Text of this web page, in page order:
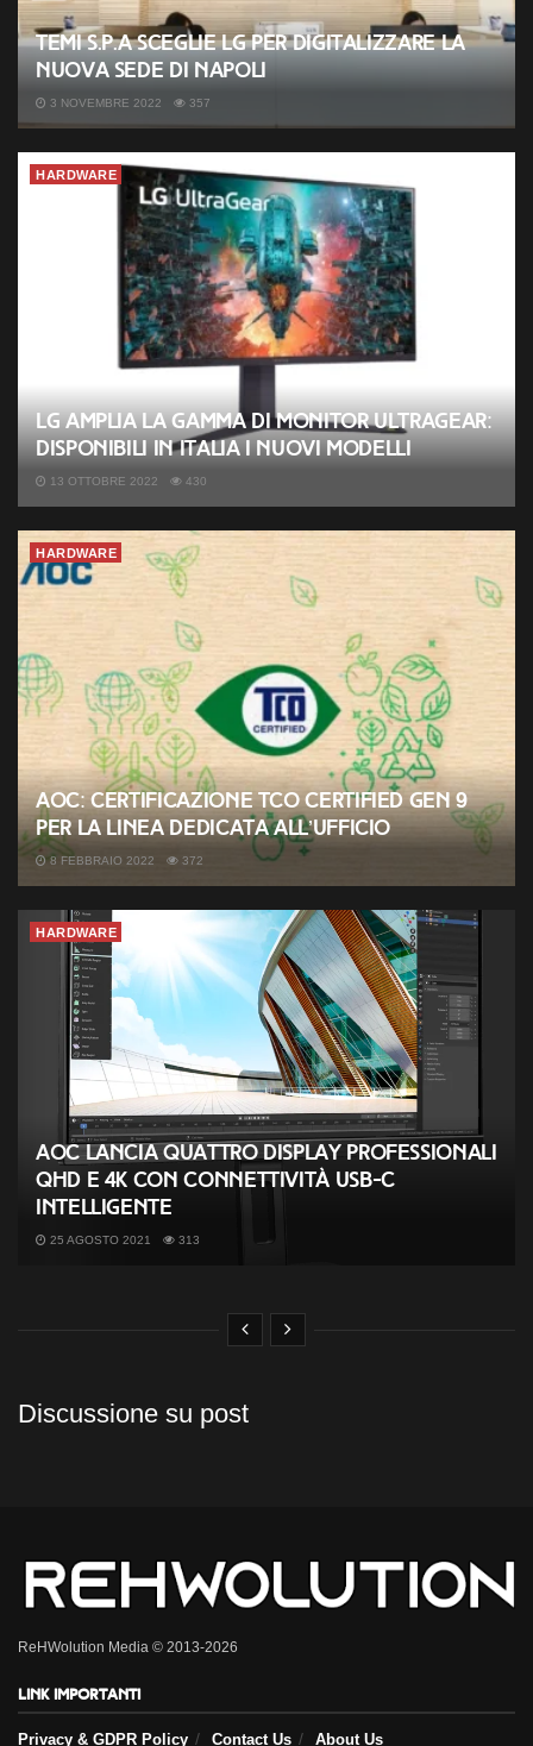
Temi s.p.a sceglie LG per digitalizzare la
nuova sede di Napoli
3 NOVEMBRE 2022 357
HARDWARE
LG amplia la gamma di monitor UltraGear:
disponibili in Italia i nuovi modelli
13 OTTOBRE 2022 430
HARDWARE
AOC: certificazione TCO Certified gen 9
per la linea dedicata all’ufficio
8 FEBBRAIO 2022 372
HARDWARE
AOC lancia quattro display professionali
QHD e 4K con connettività USB-C
intelligente
25 AGOSTO 2021 313
Discussione su post
ReHWolution Media © 2013-2026
Link importanti
Privacy & GDPR Policy Contact Us About Us